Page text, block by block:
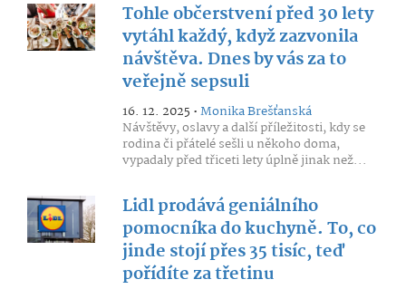
Tohle občerstvení před 30 lety
vytáhl každý, když zazvonila
návštěva. Dnes by vás za to
veřejně sepsuli
16. 12. 2025 •Monika Brešťanská
Návštěvy, oslavy a další příležitosti, kdy se
rodina či přátelé sešli u někoho doma,
vypadaly před třiceti lety úplně jinak než...
Lidl prodává geniálního
pomocníka do kuchyně. To, co
jinde stojí přes 35 tisíc, teď
pořídíte za třetinu